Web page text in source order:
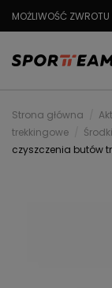
MOŻLIWOŚĆ ZWROTU
Strona główna
trekkingowe
czyszczenia butów